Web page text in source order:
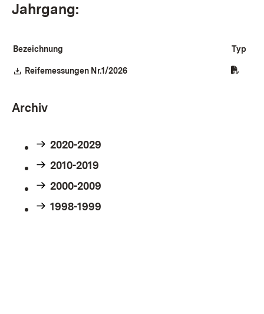
Jahrgang:
Bezeichnung Typ
Download:
Reifemessungen Nr.1/2026(Öffnet in neuem Fenster)
Archiv
2020-2029
2010-2019
2000-2009
1998-1999